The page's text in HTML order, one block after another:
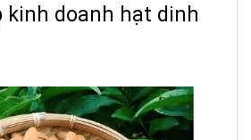
kinh doanh hạt dinh